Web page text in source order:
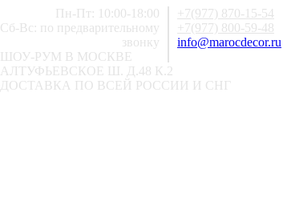
+7(977) 870-15-54
+7(977) 800-59-48
info@marocdecor.ru
Пн-Пт: 10:00-18:00
Сб-Вс: по предварительному
звонку
ШОУ-РУМ В МОСКВЕ
АЛТУФЬЕВСКОЕ Ш. Д.48 К.2
ДОСТАВКА ПО ВСЕЙ РОССИИ И СНГ